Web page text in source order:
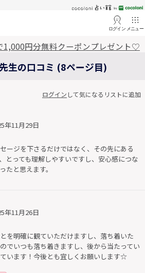
ログイン メニュー
1,000円分無料クーポンプレゼント♡
生の口コミ (8ページ目)
ログイン して気になるリストに追加
年11月29日
ージを下さるだけではなく、その先にある
とっても理解しやすいですし、安心感につな
たと思えます。
年11月26日
を明確に観ていただけますし、落ち着いた
でいつも落ち着きますし、後から当たってい
います！今後とも宜しくお願いします☆